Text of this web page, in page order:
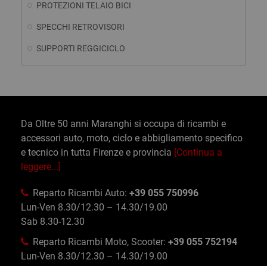
PROTEZIONI TELAIO BICI
SPECCHI RETROVISORI
SUPPORTI REGGICICLO
Da Oltre 50 anni Maranghi si occupa di ricambi e
accessori auto, moto, ciclo e abbigliamento specifico
e tecnico in tutta Firenze e provincia [Continua a
leggere...]
Reparto Ricambi Auto: +39 055 750996
Lun-Ven 8.30/12.30 – 14.30/19.00
Sab 8.30-12.30
Reparto Ricambi Moto, Scooter: +39 055 752194
Lun-Ven 8.30/12.30 – 14.30/19.00